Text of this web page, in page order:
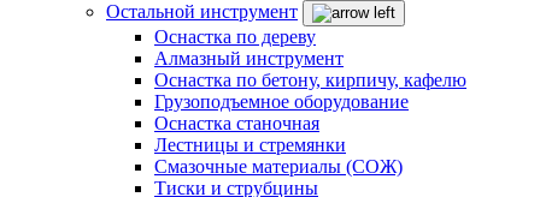
Остальной инструмент
Оснастка по дереву
Алмазный инструмент
Оснастка по бетону, кирпичу, кафелю
Грузоподъемное оборудование
Оснастка станочная
Лестницы и стремянки
Смазочные материалы (СОЖ)
Тиски и струбцины